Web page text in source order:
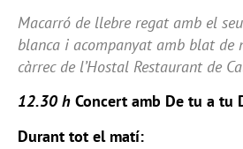
Macarró de llebre regat amb el
blanca i acompanyat amb blat de
càrrec de l’Hostal Restaurant de
12.30 h Concert amb De tu a tu
Durant tot el matí: